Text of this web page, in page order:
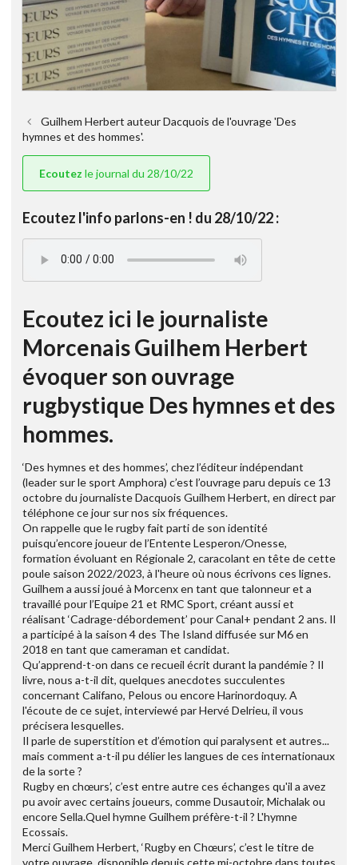
Guilhem Herbert auteur Dacquois de l'ouvrage 'Des
hymnes et des hommes'.
Ecoutez le journal du 28/10/22
Ecoutez l'info parlons-en ! du 28/10/22 :
Ecoutez ici le journaliste
Morcenais Guilhem Herbert
évoquer son ouvrage
rugbystique Des hymnes et des
hommes.
‘Des hymnes et des hommes’, chez l’éditeur indépendant
(leader sur le sport Amphora) c’est l’ouvrage paru depuis ce 13
octobre du journaliste Dacquois Guilhem Herbert, en direct par
téléphone ce jour sur nos six fréquences.
On rappelle que le rugby fait parti de son identité
puisqu’encore joueur de l’Entente Lesperon/Onesse,
formation évoluant en Régionale 2, caracolant en tête de cette
poule saison 2022/2023, à l'heure où nous écrivons ces lignes.
Guilhem a aussi joué à Morcenx en tant que talonneur et a
travaillé pour l’Equipe 21 et RMC Sport, créant aussi et
réalisant ‘Cadrage-débordement’ pour Canal+ pendant 2 ans. Il
a participé à la saison 4 des The Island diffusée sur M6 en
2018 en tant que cameraman et candidat.
Qu’apprend-t-on dans ce recueil écrit durant la pandémie ? Il
livre, nous a-t-il dit, quelques anecdotes succulentes
concernant Califano, Pelous ou encore Harinordoquy. A
l'écoute de ce sujet, interviewé par Hervé Delrieu, il vous
précisera lesquelles.
Il parle de superstition et d’émotion qui paralysent et autres...
mais comment a-t-il pu délier les langues de ces internationaux
de la sorte ?
Rugby en chœurs’, c’est entre autre ces échanges qu'il a avez
pu avoir avec certains joueurs, comme Dusautoir, Michalak ou
encore Sella.Quel hymne Guilhem préfère-t-il ? L'hymne
Ecossais.
Merci Guilhem Herbert, ‘Rugby en Chœurs’, c’est le titre de
votre ouvrage, disponible depuis cette mi-octobre dans toutes